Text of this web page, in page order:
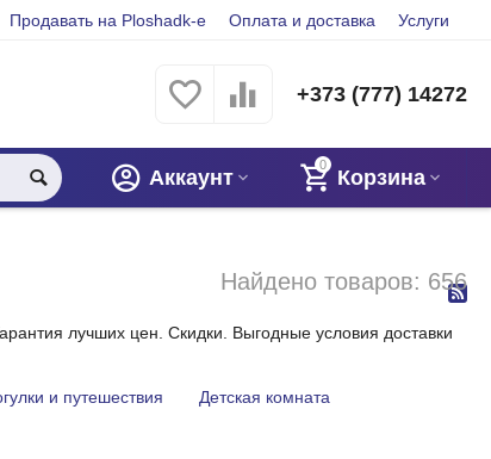
Продавать на Ploshadk-e Оплата и доставка Услуги
+373 (777) 14272
0
Корзина
Аккаунт
Найдено товаров: 656
лучших цен. Скидки. Выгодные условия доставки
и путешествия
Детская комната